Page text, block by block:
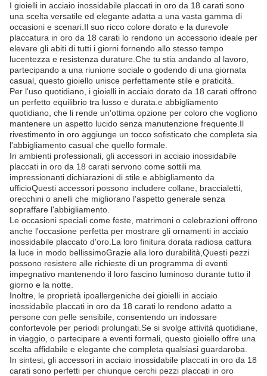
I gioielli in acciaio inossidabile placcati in oro da 18 carati sono
una scelta versatile ed elegante adatta a una vasta gamma di
occasioni e scenari.Il suo ricco colore dorato e la durevole
placcatura in oro da 18 carati lo rendono un accessorio ideale per
elevare gli abiti di tutti i giorni fornendo allo stesso tempo
lucentezza e resistenza durature.Che tu stia andando al lavoro,
partecipando a una riunione sociale o godendo di una giornata
casual, questo gioiello unisce perfettamente stile e praticità.
Per l'uso quotidiano, i gioielli in acciaio dorato da 18 carati offrono
un perfetto equilibrio tra lusso e durata.e abbigliamento
quotidiano, che li rende un'ottima opzione per coloro che vogliono
mantenere un aspetto lucido senza manutenzione frequente.Il
rivestimento in oro aggiunge un tocco sofisticato che completa sia
l'abbigliamento casual che quello formale.
In ambienti professionali, gli accessori in acciaio inossidabile
placcati in oro da 18 carati servono come sottili ma
impressionanti dichiarazioni di stile.e abbigliamento da
ufficioQuesti accessori possono includere collane, braccialetti,
orecchini o anelli che migliorano l'aspetto generale senza
sopraffare l'abbigliamento.
Le occasioni speciali come feste, matrimoni o celebrazioni offrono
anche l'occasione perfetta per mostrare gli ornamenti in acciaio
inossidabile placcato d'oro.La loro finitura dorata radiosa cattura
la luce in modo bellissimoGrazie alla loro durabilità,Questi pezzi
possono resistere alle richieste di un programma di eventi
impegnativo mantenendo il loro fascino luminoso durante tutto il
giorno e la notte.
Inoltre, le proprietà ipoallergeniche dei gioielli in acciaio
inossidabile placcati in oro da 18 carati lo rendono adatto a
persone con pelle sensibile, consentendo un indossare
confortevole per periodi prolungati.Se si svolge attività quotidiane,
in viaggio, o partecipare a eventi formali, questo gioiello offre una
scelta affidabile e elegante che completa qualsiasi guardaroba.
In sintesi, gli accessori in acciaio inossidabile placcati in oro da 18
carati sono perfetti per chiunque cerchi pezzi placcati in oro